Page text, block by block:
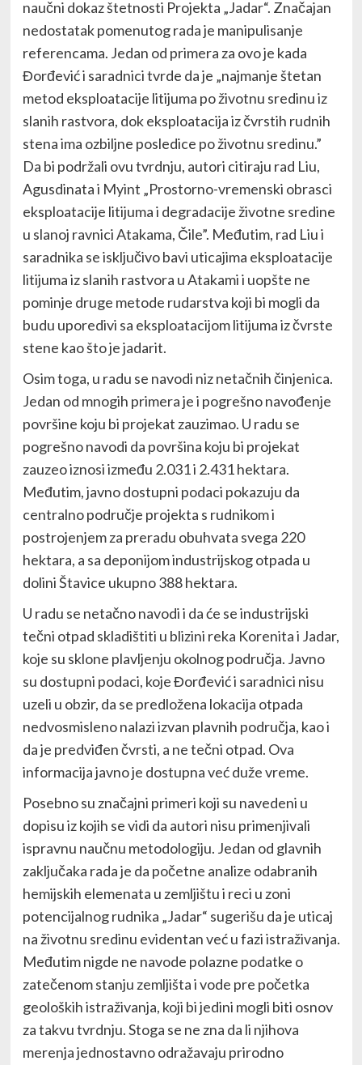
naučni dokaz štetnosti Projekta „Jadar“. Značajan
nedostatak pomenutog rada je manipulisanje
referencama. Jedan od primera za ovo je kada
Đorđević i saradnici tvrde da je „najmanje štetan
metod eksploatacije litijuma po životnu sredinu iz
slanih rastvora, dok eksploatacija iz čvrstih rudnih
stena ima ozbiljne posledice po životnu sredinu.”
Da bi podržali ovu tvrdnju, autori citiraju rad Liu,
Agusdinata i Myint „Prostorno-vremenski obrasci
eksploatacije litijuma i degradacije životne sredine
u slanoj ravnici Atakama, Čile”. Međutim, rad Liu i
saradnika se isključivo bavi uticajima eksploatacije
litijuma iz slanih rastvora u Atakami i uopšte ne
pominje druge metode rudarstva koji bi mogli da
budu uporedivi sa eksploatacijom litijuma iz čvrste
stene kao što je jadarit.
Osim toga, u radu se navodi niz netačnih činjenica.
Jedan od mnogih primera je i pogrešno navođenje
površine koju bi projekat zauzimao. U radu se
pogrešno navodi da površina koju bi projekat
zauzeo iznosi između 2.031 i 2.431 hektara.
Međutim, javno dostupni podaci pokazuju da
centralno područje projekta s rudnikom i
postrojenjem za preradu obuhvata svega 220
hektara, a sa deponijom industrijskog otpada u
dolini Štavice ukupno 388 hektara.
U radu se netačno navodi i da će se industrijski
tečni otpad skladištiti u blizini reka Korenita i Jadar,
koje su sklone plavljenju okolnog područja. Javno
su dostupni podaci, koje Đorđević i saradnici nisu
uzeli u obzir, da se predložena lokacija otpada
nedvosmisleno nalazi izvan plavnih područja, kao i
da je predviđen čvrsti, a ne tečni otpad. Ova
informacija javno je dostupna već duže vreme.
Posebno su značajni primeri koji su navedeni u
dopisu iz kojih se vidi da autori nisu primenjivali
ispravnu naučnu metodologiju. Jedan od glavnih
zaključaka rada je da početne analize odabranih
hemijskih elemenata u zemljištu i reci u zoni
potencijalnog rudnika „Jadar“ sugerišu da je uticaj
na životnu sredinu evidentan već u fazi istraživanja.
Međutim nigde ne navode polazne podatke o
zatečenom stanju zemljišta i vode pre početka
geoloških istraživanja, koji bi jedini mogli biti osnov
za takvu tvrdnju. Stoga se ne zna da li njihova
merenja jednostavno odražavaju prirodno